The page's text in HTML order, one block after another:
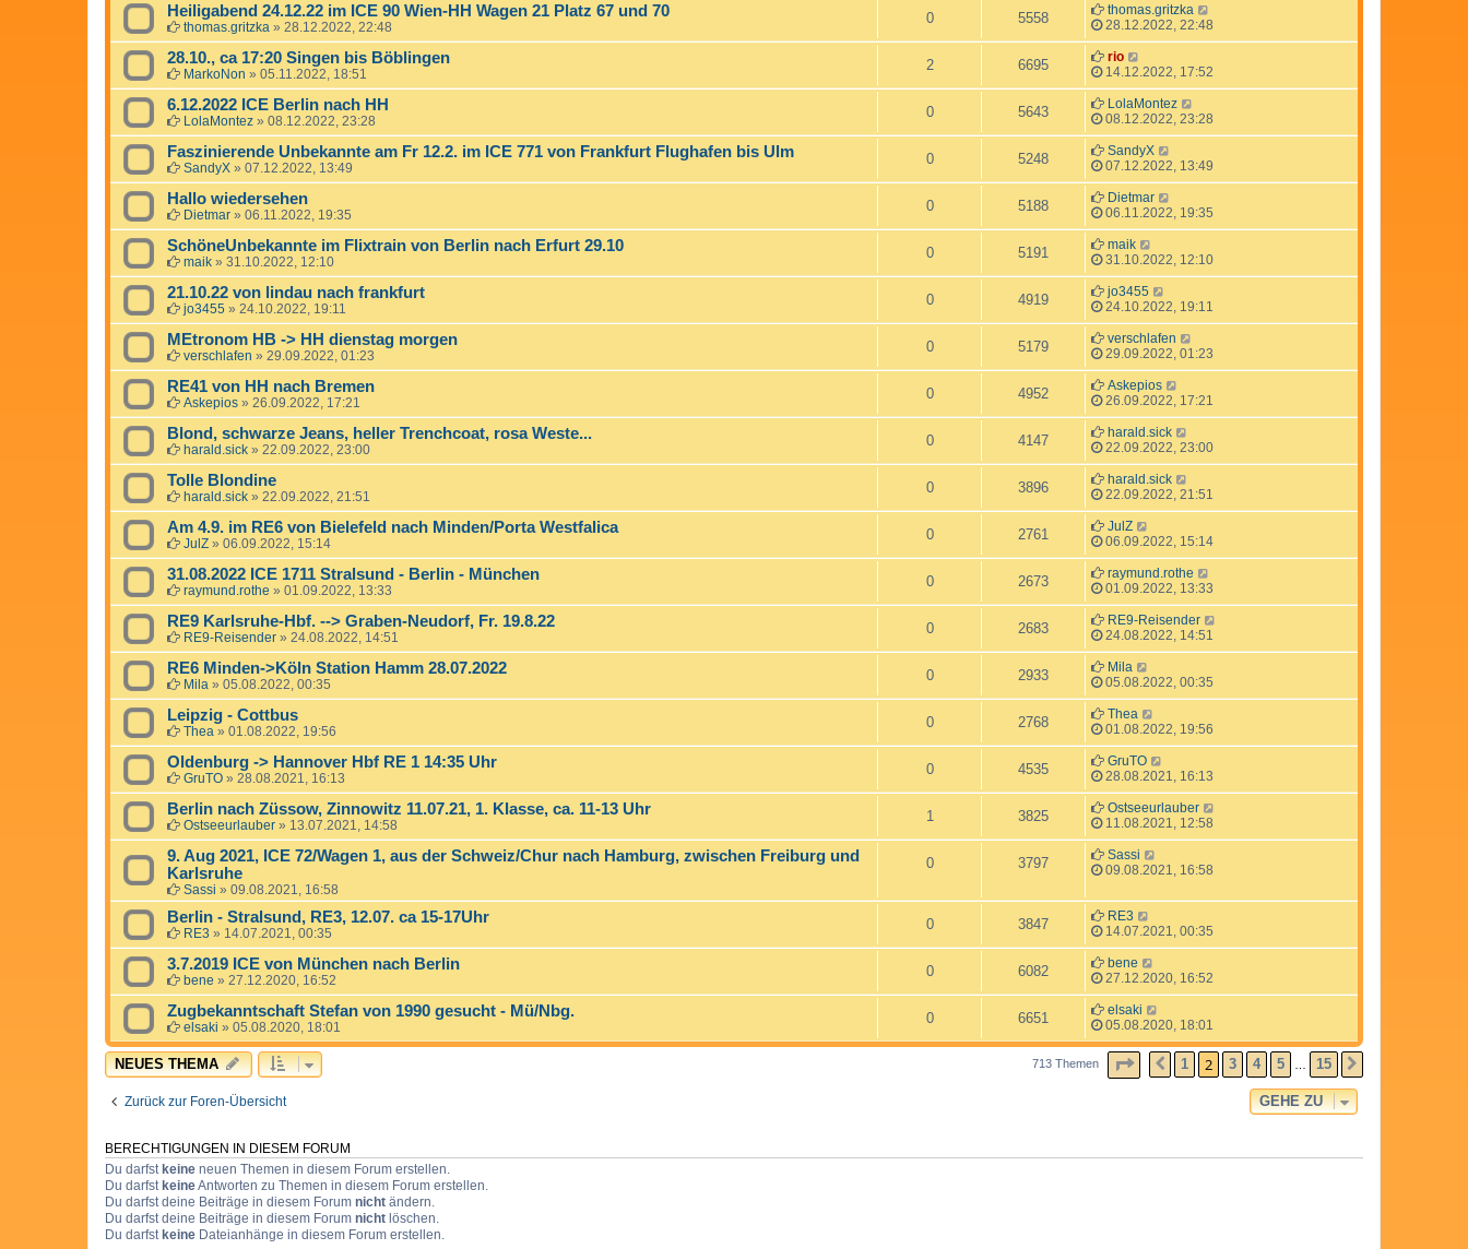
Heiligabend 24.12.22 im ICE 90 Wien-HH Wagen 21 Platz 67 und 70
thomas.gritzka » 28.12.2022, 22:48
0 5558
thomas.gritzka
28.12.2022, 22:48
28.10., ca 17:20 Singen bis Böblingen
MarkoNon » 05.11.2022, 18:51
2 6695
rio
14.12.2022, 17:52
6.12.2022 ICE Berlin nach HH
LolaMontez » 08.12.2022, 23:28
0 5643
LolaMontez
08.12.2022, 23:28
Faszinierende Unbekannte am Fr 12.2. im ICE 771 von Frankfurt Flughafen bis Ulm
SandyX » 07.12.2022, 13:49
0 5248
SandyX
07.12.2022, 13:49
Hallo wiedersehen
Dietmar » 06.11.2022, 19:35
0 5188
Dietmar
06.11.2022, 19:35
SchöneUnbekannte im Flixtrain von Berlin nach Erfurt 29.10
maik » 31.10.2022, 12:10
0 5191
maik
31.10.2022, 12:10
21.10.22 von lindau nach frankfurt
jo3455 » 24.10.2022, 19:11
0 4919
jo3455
24.10.2022, 19:11
MEtronom HB -> HH dienstag morgen
verschlafen » 29.09.2022, 01:23
0 5179
verschlafen
29.09.2022, 01:23
RE41 von HH nach Bremen
Askepios » 26.09.2022, 17:21
0 4952
Askepios
26.09.2022, 17:21
Blond, schwarze Jeans, heller Trenchcoat, rosa Weste...
harald.sick » 22.09.2022, 23:00
0 4147
harald.sick
22.09.2022, 23:00
Tolle Blondine
harald.sick » 22.09.2022, 21:51
0 3896
harald.sick
22.09.2022, 21:51
Am 4.9. im RE6 von Bielefeld nach Minden/Porta Westfalica
JulZ » 06.09.2022, 15:14
0 2761
JulZ
06.09.2022, 15:14
31.08.2022 ICE 1711 Stralsund - Berlin - München
raymund.rothe » 01.09.2022, 13:33
0 2673
raymund.rothe
01.09.2022, 13:33
RE9 Karlsruhe-Hbf. --> Graben-Neudorf, Fr. 19.8.22
RE9-Reisender » 24.08.2022, 14:51
0 2683
RE9-Reisender
24.08.2022, 14:51
RE6 Minden->Köln Station Hamm 28.07.2022
Mila » 05.08.2022, 00:35
0 2933
Mila
05.08.2022, 00:35
Leipzig - Cottbus
Thea » 01.08.2022, 19:56
0 2768
Thea
01.08.2022, 19:56
Oldenburg -> Hannover Hbf RE 1 14:35 Uhr
GruTO » 28.08.2021, 16:13
0 4535
GruTO
28.08.2021, 16:13
Berlin nach Züssow, Zinnowitz 11.07.21, 1. Klasse, ca. 11-13 Uhr
Ostseeurlauber » 13.07.2021, 14:58
1 3825
Ostseeurlauber
11.08.2021, 12:58
9. Aug 2021, ICE 72/Wagen 1, aus der Schweiz/Chur nach Hamburg, zwischen Freiburg und
Karlsruhe
Sassi » 09.08.2021, 16:58
0 3797
Sassi
09.08.2021, 16:58
Berlin - Stralsund, RE3, 12.07. ca 15-17Uhr
RE3 » 14.07.2021, 00:35
0 3847
RE3
14.07.2021, 00:35
3.7.2019 ICE von München nach Berlin
bene » 27.12.2020, 16:52
0 6082
bene
27.12.2020, 16:52
Zugbekanntschaft Stefan von 1990 gesucht - Mü/Nbg.
elsaki » 05.08.2020, 18:01
0 6651
elsaki
05.08.2020, 18:01
NEUES THEMA 713 Themen SEITE 2 VON 15
VORHERIGE
1 2 3 4 5 … 15
Zurück zur Foren-Übersicht GEHE ZU
BERECHTIGUNGEN IN DIESEM FORUM
Du darfst keine neuen Themen in diesem Forum erstellen.
Du darfst keineAntworten zu Themen in diesem Forum erstellen.
Du darfst deine Beiträge in diesem Forum nicht ändern.
Du darfst deine Beiträge in diesem Forum nicht löschen.
Du darfst keine Dateianhänge in diesem Forum erstellen.